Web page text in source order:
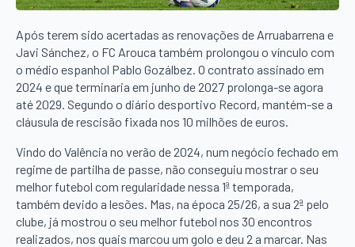
Após terem sido acertadas as renovações de Arruabarrena e
Javi Sánchez, o FC Arouca também prolongou o vínculo com
o médio espanhol Pablo Gozálbez. O contrato assinado em
2024 e que terminaria em junho de 2027 prolonga-se agora
até 2029. Segundo o diário desportivo Record, mantém-se a
cláusula de rescisão fixada nos 10 milhões de euros.
Vindo do Valência no verão de 2024, num negócio fechado em
regime de partilha de passe, não conseguiu mostrar o seu
melhor futebol com regularidade nessa 1ª temporada,
também devido a lesões. Mas, na época 25/26, a sua 2ª pelo
clube, já mostrou o seu melhor futebol nos 30 encontros
realizados, nos quais marcou um golo e deu 2 a marcar. Nas